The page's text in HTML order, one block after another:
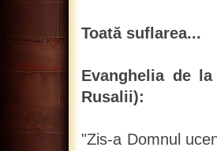
Toată suflarea...
Evanghelia de
Rusalii):
"Zis-a Domnul